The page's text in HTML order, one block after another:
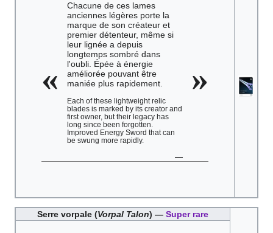
«
Chacune de ces lames
anciennes légères porte la
marque de son créateur et
premier détenteur, même si
leur lignée a depuis
longtemps sombré dans
l'oubli. Épée à énergie
améliorée pouvant être
maniée plus rapidement.
Each of these lightweight relic
blades is marked by its creator and
first owner, but their legacy has
long since been forgotten.
Improved Energy Sword that can
be swung more rapidly.
—
»
Serre vorpale (Vorpal Talon) — Super rare